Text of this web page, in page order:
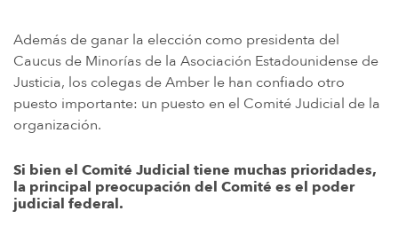
Además de ganar la elección como presidenta del
Caucus de Minorías de la Asociación Estadounidense de
Justicia, los colegas de Amber le han confiado otro
puesto importante: un puesto en el Comité Judicial de la
organización.
Si bien el Comité Judicial tiene muchas prioridades,
la principal preocupación del Comité es el poder
judicial federal.